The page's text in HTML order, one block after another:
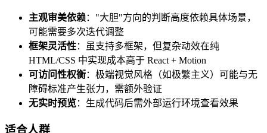
主观审美依赖："大胆"方向的判断高度依赖具体场景，
可能需要多次迭代调整
框架灵活性：虽支持多框架，但复杂动效在纯
HTML/CSS 中实现成本高于 React + Motion
可访问性权衡：极端视觉风格（如极繁主义）可能与无
障碍标准产生张力，需额外验证
无实时预览：生成代码后需外部运行环境查看效果
适合人群